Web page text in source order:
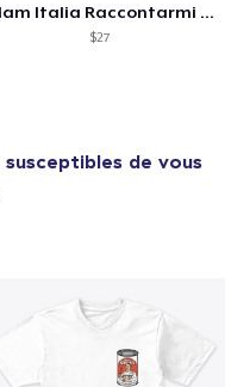
Glam Italia Raccontarmi Tutto
$27
susceptibles de vous